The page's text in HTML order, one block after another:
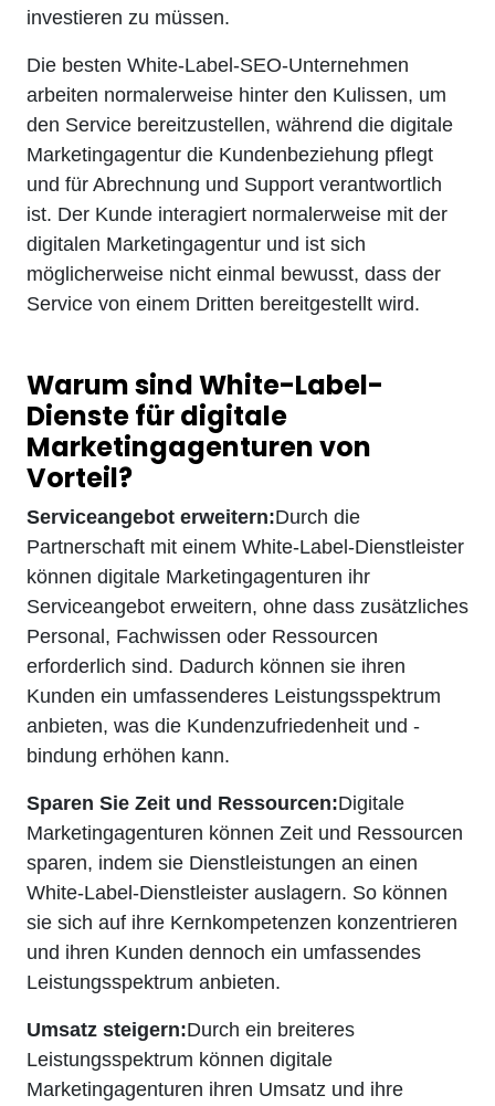
investieren zu müssen.
Die besten White-Label-SEO-Unternehmen
arbeiten normalerweise hinter den Kulissen, um
den Service bereitzustellen, während die digitale
Marketingagentur die Kundenbeziehung pflegt
und für Abrechnung und Support verantwortlich
ist. Der Kunde interagiert normalerweise mit der
digitalen Marketingagentur und ist sich
möglicherweise nicht einmal bewusst, dass der
Service von einem Dritten bereitgestellt wird.
Warum sind White-Label-
Dienste für digitale
Marketingagenturen von
Vorteil?
Serviceangebot erweitern:Durch die
Partnerschaft mit einem White-Label-Dienstleister
können digitale Marketingagenturen ihr
Serviceangebot erweitern, ohne dass zusätzliches
Personal, Fachwissen oder Ressourcen
erforderlich sind. Dadurch können sie ihren
Kunden ein umfassenderes Leistungsspektrum
anbieten, was die Kundenzufriedenheit und -
bindung erhöhen kann.
Sparen Sie Zeit und Ressourcen:Digitale
Marketingagenturen können Zeit und Ressourcen
sparen, indem sie Dienstleistungen an einen
White-Label-Dienstleister auslagern. So können
sie sich auf ihre Kernkompetenzen konzentrieren
und ihren Kunden dennoch ein umfassendes
Leistungsspektrum anbieten.
Umsatz steigern:Durch ein breiteres
Leistungsspektrum können digitale
Marketingagenturen ihren Umsatz und ihre